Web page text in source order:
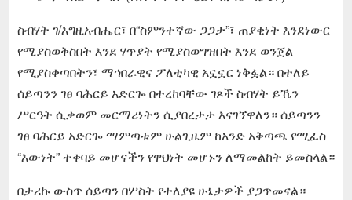
ስብሃት ገ/እግዚአብሔር፣ በ“ስምንተኛው ጋጋታ”፣ ጠያቂነት እንደነውር
የሚያስወቅስበት እንደ ሃጥያት የሚያስወግዝበት እንደ ወንጀል
የሚያስቀጣበትን፣ ማኅበራዊና ፖለቲካዊ አኗኗር ነቅፏል። በተለይ
ሰይጣንን ገፀ ባሕርይ አድርጐ በተረከባቸው ገጾች ስብሃት ይኼን
ሥርዓት ሲቃወም መርማሪነትን ሲያበረታታ እናገኘዋለን። ሰይጣንን
ገፀ ባሕርይ አድርጐ ማምጣቱም ሁልጊዜም ከአንድ አቅጣጫ የሚፈስ
“እውነት” ተቀባይ መሆናችን የዋህነት መሆኑን ለማመልከት ይመስላል።
በታሪኩ ውስጥ ሰይጣን በሦስት የተለያዩ ሁኔታዎች ያጋጥመናል።